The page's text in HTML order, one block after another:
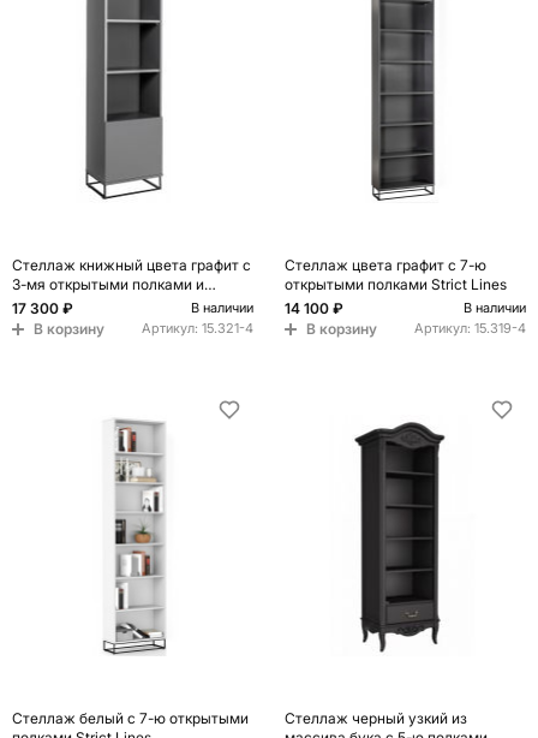
Стеллаж книжный цвета графит с
3-мя открытыми полками и
дверкой Strict Lines
17 300 ₽ В наличии
В корзину Артикул: 15.321-4
Стеллаж цвета графит с 7-ю
открытыми полками Strict Lines
14 100 ₽
В наличии
В корзину Артикул: 15.319-4
Стеллаж белый с 7-ю открытыми
Стеллаж черный узкий из